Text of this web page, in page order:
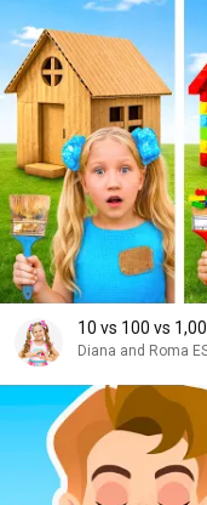
10 vs 100 vs
Diana and Roma